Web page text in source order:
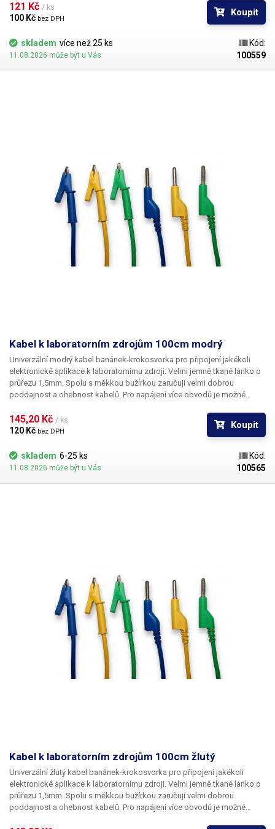
několika barevných provedeních pro rozlišení polarity: červená, černá,
modrá, žlutá, zelená.
121 Kč / ks
100 Kč bez DPH
Koupit
skladem více než 25 ks
11.08.2026 může být u Vás
Kód:
100559
Kabel k laboratorním zdrojům 100cm modrý
Univerzální modrý kabel banánek-krokosvorka pro připojení jakékoli
elektronické aplikace k laboratornímu zdroji. Velmi jemně tkané lanko o
průřezu 1,5mm. Spolu s měkkou bužírkou zaručují velmi dobrou
poddajnost a ohebnost kabelů. Pro napájení více obvodů je možné
několika barevných provedeních pro rozlišení polarity: červená, černá,
modrá, žlutá, zelená.
145,20 Kč / ks
120 Kč bez DPH
Koupit
skladem 6-25 ks
11.08.2026 může být u Vás
Kód:
100565
Kabel k laboratorním zdrojům 100cm žlutý
Univerzální žlutý kabel banánek-krokosvorka pro připojení jakékoli
elektronické aplikace k laboratornímu zdroji. Velmi jemně tkané lanko o
průřezu 1,5mm. Spolu s měkkou bužírkou zaručují velmi dobrou
poddajnost a ohebnost kabelů. Pro napájení více obvodů je možné